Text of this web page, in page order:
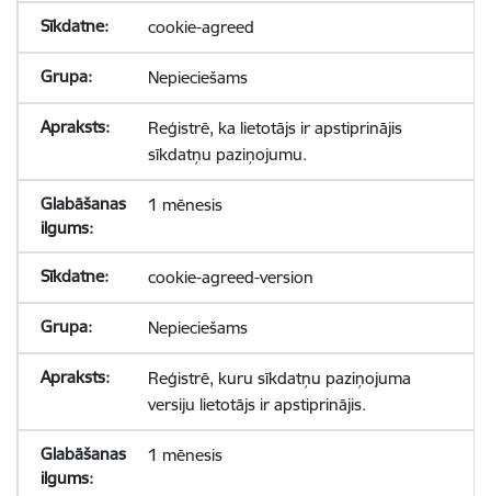
cookie-agreed
Nepieciešams
Reģistrē, ka lietotājs ir apstiprinājis
sīkdatņu paziņojumu.
1 mēnesis
cookie-agreed-version
Nepieciešams
Reģistrē, kuru sīkdatņu paziņojuma
versiju lietotājs ir apstiprinājis.
1 mēnesis